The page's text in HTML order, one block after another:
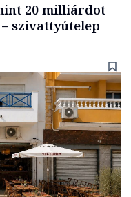
20 milliárdot
szivattyútelep